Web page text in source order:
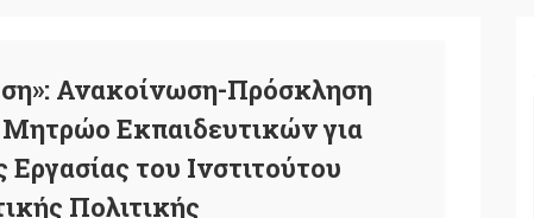
Ανακοίνωση-Πρόσκληση
Εκπαιδευτικών για
του Ινστιτούτου
Πολιτικής